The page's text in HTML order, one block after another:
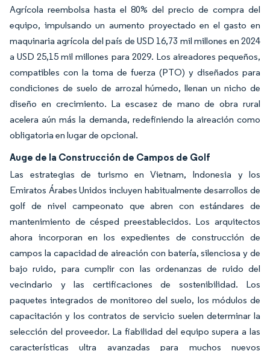
Agrícola reembolsa hasta el 80% del precio de compra del
equipo, impulsando un aumento proyectado en el gasto en
maquinaria agrícola del país de USD 16,73 mil millones en 2024
a USD 25,15 mil millones para 2029. Los aireadores pequeños,
compatibles con la toma de fuerza (PTO) y diseñados para
condiciones de suelo de arrozal húmedo, llenan un nicho de
diseño en crecimiento. La escasez de mano de obra rural
acelera aún más la demanda, redefiniendo la aireación como
obligatoria en lugar de opcional.
Auge de la Construcción de Campos de Golf
Las estrategias de turismo en Vietnam, Indonesia y los
Emiratos Árabes Unidos incluyen habitualmente desarrollos de
golf de nivel campeonato que abren con estándares de
mantenimiento de césped preestablecidos. Los arquitectos
ahora incorporan en los expedientes de construcción de
campos la capacidad de aireación con batería, silenciosa y de
bajo ruido, para cumplir con las ordenanzas de ruido del
vecindario y las certificaciones de sostenibilidad. Los
paquetes integrados de monitoreo del suelo, los módulos de
capacitación y los contratos de servicio suelen determinar la
selección del proveedor. La fiabilidad del equipo supera a las
características ultra avanzadas para muchos nuevos